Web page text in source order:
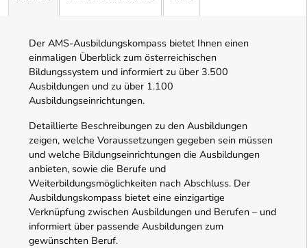
Der AMS-Ausbildungskompass bietet Ihnen einen
einmaligen Überblick zum österreichischen
Bildungssystem und informiert zu über 3.500
Ausbildungen und zu über 1.100
Ausbildungseinrichtungen.
Detaillierte Beschreibungen zu den Ausbildungen
zeigen, welche Voraussetzungen gegeben sein müssen
und welche Bildungseinrichtungen die Ausbildungen
anbieten, sowie die Berufe und
Weiterbildungsmöglichkeiten nach Abschluss. Der
Ausbildungskompass bietet eine einzigartige
Verknüpfung zwischen Ausbildungen und Berufen – und
informiert über passende Ausbildungen zum
gewünschten Beruf.